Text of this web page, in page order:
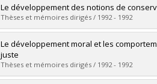
Graduate :Rufino Batista, Séfora
Cycle : Master's
Grade :M. Sc.
Lien vers le document dans Papyrus
Le développement des notions de
Thèses et mémoires dirigés / 1992 - 1992
Graduate :Cardinal, Julie
Cycle :
Grade :M. Sc.
Lien vers le document dans Papyrus
Le développement moral et les
juste
Thèses et mémoires dirigés / 1992 - 1992